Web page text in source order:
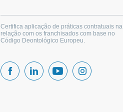
Certifica aplicação de práticas contratuais na
relação com os franchisados com base no
Código Deontológico Europeu.